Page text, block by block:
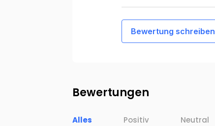
Bewertung schreiben
Bewertungen
Alles Positiv Neutral